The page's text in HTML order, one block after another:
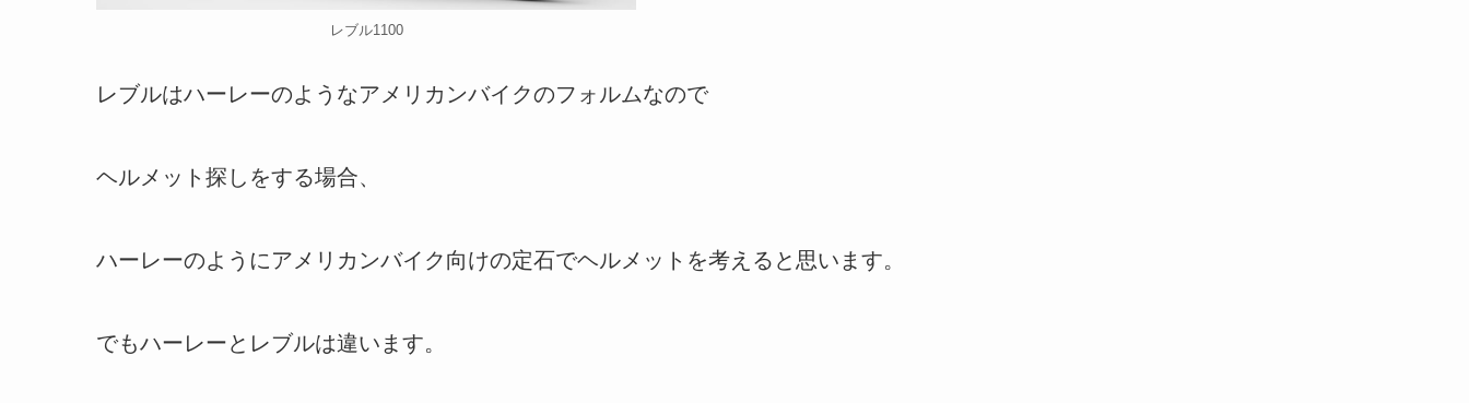
レブル1100
レブルはハーレーのようなアメリカンバイクのフォルムなので
ヘルメット探しをする場合、
ハーレーのようにアメリカンバイク向けの定石でヘルメットを考えると思います。
でもハーレーとレブルは違います。